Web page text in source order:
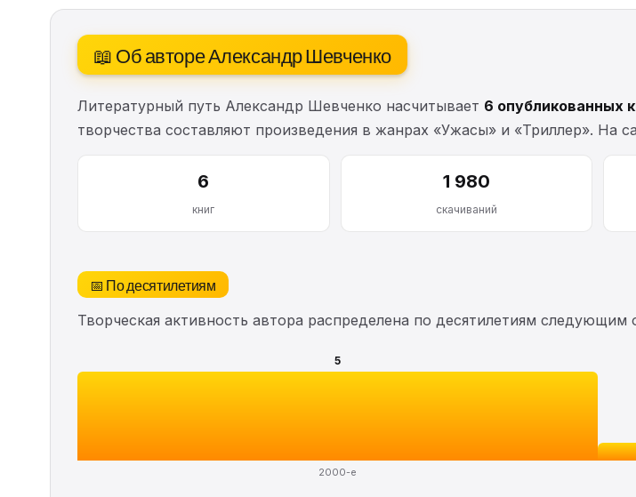
📖 Об авторе Александр Шевченко
Литературный путь Александр Шевченко насчитывает 6 опубликованных
творчества составляют произведения в жанрах «Ужасы» и «Триллер». На
6
книг
1 980
скачиваний
📅 По десятилетиям
Творческая активность автора распределена по десятилетиям следующим
5
2000-е